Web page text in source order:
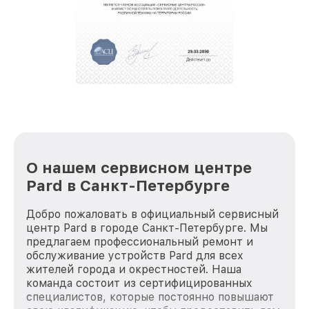
обеспечат доставку устройств в сервис в
полной сохранности и бесплатно.
положительные отзывы и обрели отличную
репутацию. Мы постоянно совершенствуемся и
О нашем сервисном центре
Pard в Санкт-Петербурге
Добро пожаловать в официальный сервисный
центр Pard в городе Санкт-Петербурге. Мы
предлагаем профессиональный ремонт и
обслуживание устройств Pard для всех
жителей города и окрестностей. Наша
команда состоит из сертифицированных
специалистов, которые постоянно повышают